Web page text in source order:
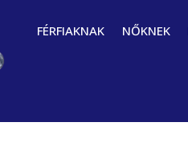
FÉRFIAKNAK NŐKNEK